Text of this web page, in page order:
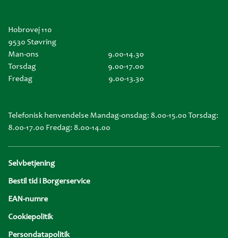
Hobrovej 110
9530 Støvring
Man-ons
9.00-14.30
Torsdag
9.00-17.00
Fredag
9.00-13.30
Telefonisk henvendelse Mandag-onsdag: 8.00-15.00 Torsdag:
8.00-17.00 Fredag: 8.00-14.00
Selvbetjening
Bestil tid i Borgerservice
EAN-numre
Cookiepolitik
Persondatapolitik